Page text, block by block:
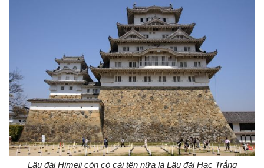
Lâu đài Himeji còn có cái tên nữa là Lâu đài Hạc Trắng